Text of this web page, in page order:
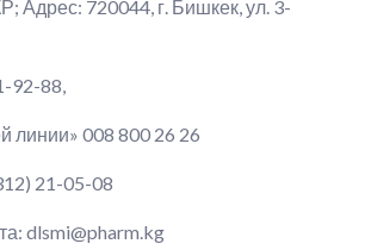
Адрес: 720044, г. Бишкек, ул. 3-
92-88,
линии» 008 800 26 26
21-05-08
dlsmi@pharm.kg